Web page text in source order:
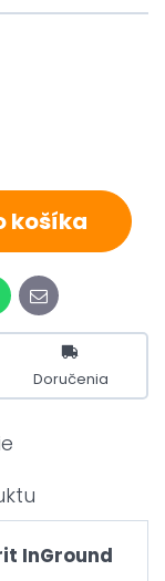
košíka
E-
mail
Doručenia
InGround